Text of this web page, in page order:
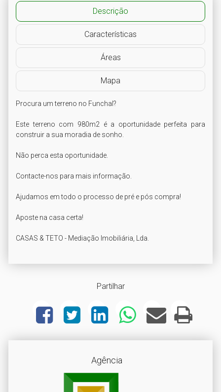
Partilhar
Agência
Descrição
Características
Áreas
Mapa
Procura um terreno no Funchal?
Este terreno com 980m2 é a oportunidade perfeita para
construir a sua moradia de sonho.
Não perca esta oportunidade.
Contacte-nos para mais informação.
Ajudamos em todo o processo de pré e pós compra!
Aposte na casa certa!
CASAS & TETO - Mediação Imobiliária, Lda.